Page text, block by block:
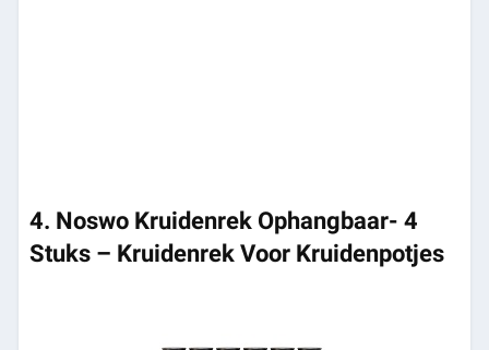
4. Noswo Kruidenrek Ophangbaar- 4
Stuks – Kruidenrek Voor Kruidenpotjes